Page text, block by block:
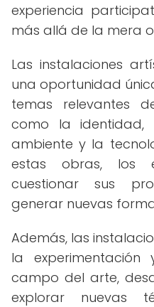
experiencia
más allá de la mera
Las instalaciones
una oportunidad
temas relevantes
como la identidad,
ambiente y la
estas obras, los
cuestionar sus
generar nuevas
Además, las
la
campo del arte,
explorar nuevas